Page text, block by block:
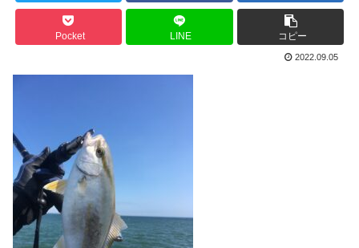
Pocket LINE コピー
2022.09.05